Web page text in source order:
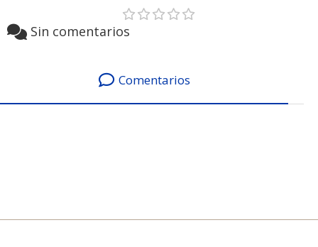
Sin comentarios
Comentarios